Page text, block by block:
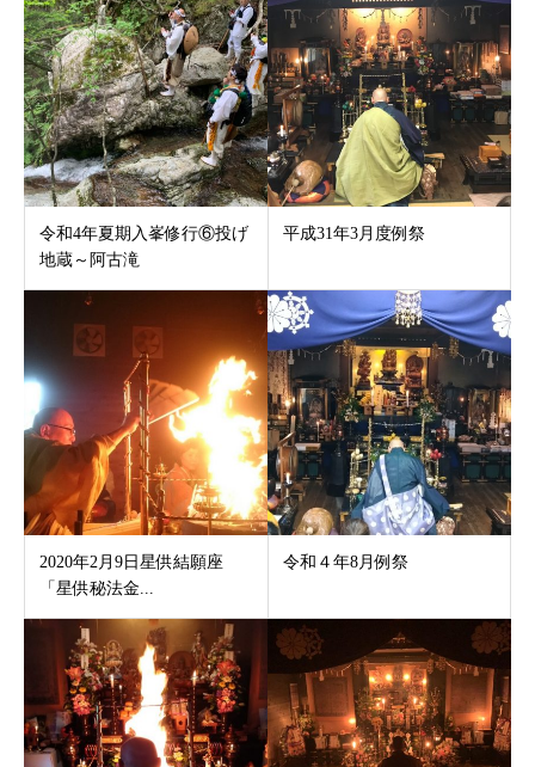
令和4年夏期入峯修行⑥投げ
地蔵～阿古滝
平成31年3月度例祭
2020年2月9日星供結願座
「星供秘法金...
令和４年8月例祭